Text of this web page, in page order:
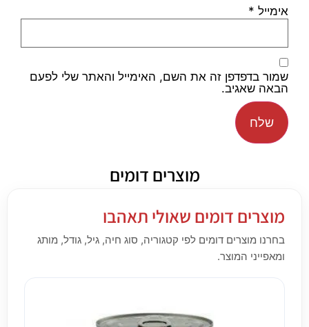
אימייל *
שמור בדפדפן זה את השם, האימייל והאתר שלי לפעם
הבאה שאגיב.
מוצרים דומים
מוצרים דומים שאולי תאהבו
בחרנו מוצרים דומים לפי קטגוריה, סוג חיה, גיל, גודל, מותג
ומאפייני המוצר.